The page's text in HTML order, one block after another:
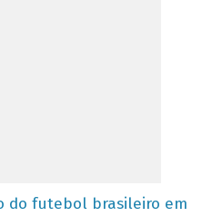
do futebol brasileiro em